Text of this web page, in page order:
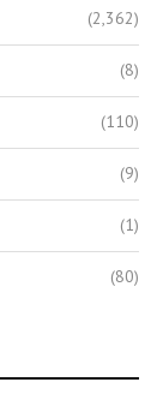
(2,362)
(8)
(110)
(9)
(1)
(80)